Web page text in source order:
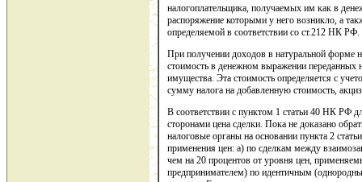
налогоплательщика, получаемых им как в
распоряжение которыми у него возникло, а
определяемой в соответствии со ст.212 НК РФ.
При получении доходов в натуральной форме
стоимость в денежном выражении переданных
имущества. Эта стоимость определяется с
сумму налога на добавленную стоимость,
В соответствии с пунктом 1 статьи 40 НК РФ
сторонами цена сделки. Пока не доказано
налоговые органы на основании пункта 2
применения цен: а) по сделкам между
чем на 20 процентов от уровня цен,
предпринимателем) по идентичным